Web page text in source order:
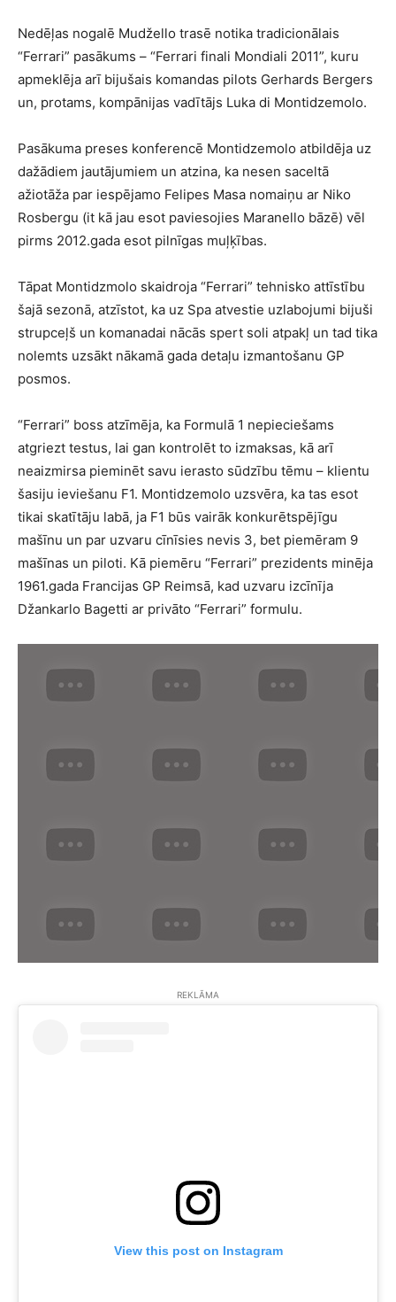
Nedēļas nogalē Mudžello trasē notika tradicionālais
“Ferrari” pasākums – “Ferrari finali Mondiali 2011”, kuru
apmeklēja arī bijušais komandas pilots Gerhards Bergers
un, protams, kompānijas vadītājs Luka di Montidzemolo.
Pasākuma preses konferencē Montidzemolo atbildēja uz
dažādiem jautājumiem un atzina, ka nesen saceltā
ažiotāža par iespējamo Felipes Masa nomaiņu ar Niko
Rosbergu (it kā jau esot paviesojies Maranello bāzē) vēl
pirms 2012.gada esot pilnīgas muļķības.
Tāpat Montidzmolo skaidroja “Ferrari” tehnisko attīstību
šajā sezonā, atzīstot, ka uz Spa atvestie uzlabojumi bijuši
strupceļš un komanadai nācās spert soli atpakļ un tad tika
nolemts uzsākt nākamā gada detaļu izmantošanu GP
posmos.
“Ferrari” boss atzīmēja, ka Formulā 1 nepieciešams
atgriezt testus, lai gan kontrolēt to izmaksas, kā arī
neaizmirsa pieminēt savu ierasto sūdzību tēmu – klientu
šasiju ieviešanu F1. Montidzemolo uzsvēra, ka tas esot
tikai skatītāju labā, ja F1 būs vairāk konkurētspējīgu
mašīnu un par uzvaru cīnīsies nevis 3, bet piemēram 9
mašīnas un piloti. Kā piemēru “Ferrari” prezidents minēja
1961.gada Francijas GP Reimsā, kad uzvaru izcīnīja
Džankarlo Bagetti ar privāto “Ferrari” formulu.
REKLĀMA
View this post on Instagram